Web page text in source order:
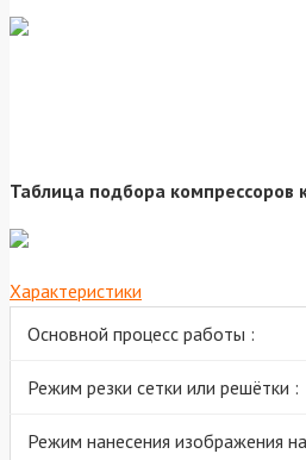
Таблица подбора компрессоров
Характеристики
Основной процесс работы :
Режим резки сетки или решётки :
Режим нанесения изображения